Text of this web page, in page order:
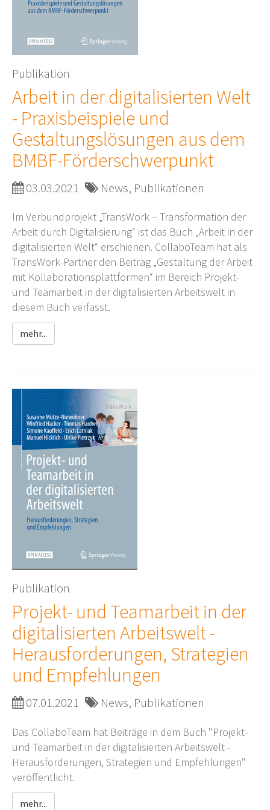
Publikation
Arbeit in der digitalisierten Welt
- Praxisbeispiele und
Gestaltungslösungen aus dem
BMBF-Förderschwerpunkt
03.03.2021 News, Publikationen
Im Verbundprojekt „TransWork – Transformation der
Arbeit durch Digitalisierung“ ist das Buch „Arbeit in der
digitalisierten Welt“ erschienen. CollaboTeam hat als
TransWork-Partner den Beitrag „Gestaltung der Arbeit
mit Kollaborationsplattformen“ im Bereich Projekt-
und Teamarbeit in der digitalisierten Arbeitswelt in
diesem Buch verfasst.
mehr...
Publikation
Projekt- und Teamarbeit in der
digitalisierten Arbeitswelt -
Herausforderungen, Strategien
und Empfehlungen
07.01.2021 News, Publikationen
Das CollaboTeam hat Beiträge in dem Buch "Projekt-
und Teamarbeit in der digitalisierten Arbeitswelt -
Herausforderungen, Strategien und Empfehlungen"
veröffentlicht.
mehr...